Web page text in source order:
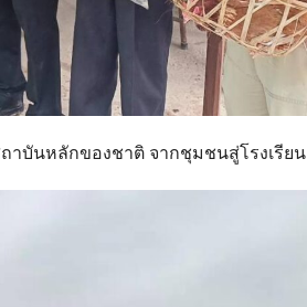
าบันหลักของชาติ จากชุมชนสู่โรงเรียน